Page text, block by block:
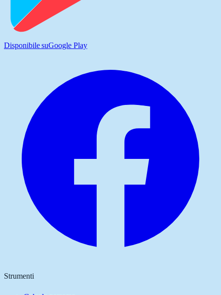
Disponibile suGoogle Play
Strumenti